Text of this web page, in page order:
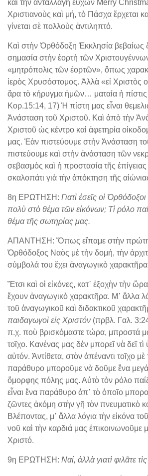
καὶ τὴν ἀνταλλαγὴ εὐχῶν Merry
Χριστιανοὺς καὶ μή, τὸ Πάσχα ἔρχεται
γίνεται σὲ πολλοὺς ἀντιληπτό.
Καὶ στὴν Ὀρθόδοξη Ἐκκλησία βεβαίως
σημασία στὴν ἑορτὴ τῶν Χριστουγέννων,
«μητρόπολις τῶν ἑορτῶν», ὅπως
ἱερὸς Χρυσόστομος. Ἀλλὰ «εἰ Χριστὸς
ἄρα τὸ κήρυγμα ἡμῶν… ματαία ἡ
Κορ.15:14, 17) Ἡ πίστη μας εἶναι
Ἀνάσταση τοῦ Χριστοῦ. Καὶ ἀπὸ τὴν
Χριστοῦ ὡς κέντρο καὶ ἀφετηρία
μας. Ἐὰν πιστεύουμε στὴν Ἀνάσταση
πιστεύουμε καὶ στὴν ἀνάσταση τῶν
σεβασμὸς καὶ ἡ προστασία τῆς ἐπίγειας
σκαλοπάτι γιὰ τὴν ἀπόκτηση τῆς
8η ΕΡΩΤΗΣΗ: Γιατὶ ἐσεῖς οἱ
πολὺ στὸ θέμα τῶν εἰκόνων; Τὶ ρόλο
θέμα τῆς σωτηρίας μας.
ΑΠΑΝΤΗΣΗ: Ὅπως εἴπαμε στὴν
Ὀρθόδοξος Ναὸς μὲ τὴν δομή, τὴν
σύμβολά του ἔχει ἀναγωγικὸ
Ἔτσι καὶ οἱ εἰκόνες, κατ᾽ ἐξοχὴν τὴν
ἔχουν ἀναγωγικὸ χαρακτῆρα. Μ᾽ ἄλλα
τοῦ ἀναγωγικοῦ καὶ διδακτικοῦ
παιδαγωγοὶ εἰς Χριστόν (πρβλ. Γαλ.
π.χ. ποὺ βρισκόμαστε τώρα, μπροστά
τοῖχο. Κανένας μας δὲν μπορεῖ νὰ δεῖ
αὐτόν. Ἀντίθετα, στὸν ἀπέναντι τοῖχο
παράθυρο μποροῦμε νὰ δοῦμε ἕνα
ὄμορφης πόλης μας. Αὐτὸ τὸν ρόλο
εἶναι ἕνα παράθυρο ἀπ᾽ τὸ ὁποῖο
ζῶντες ἀκόμη στὴν γῆ τὸν πνευματικὸ
Βλέποντας, μ᾽ ἄλλα λόγια τὴν εἰκόνα
νοῦ καὶ τὴν καρδιά μας ἐπικοινωνοῦμε
Χριστό.
9η ΕΡΩΤΗΣΗ: Ναί, ἀλλὰ γιατὶ φιλᾶτε